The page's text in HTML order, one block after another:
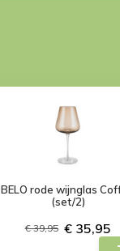
BELO rode wijnglas
(set/2)
€ 39,95 € 35,95